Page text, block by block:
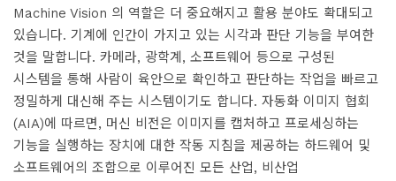
Machine Vision 의 역할은 더 중요해지고 활용 분야도 확대되고
있습니다. 기계에 인간이 가지고 있는 시각과 판단 기능을 부여한
것을 말합니다. 카메라, 광학계, 소프트웨어 등으로 구성된
시스템을 통해 사람이 육안으로 확인하고 판단하는 작업을 빠르고
정밀하게 대신해 주는 시스템이기도 합니다.​ 자동화 이미지 협회
(AIA)에 따르면, 머신 비전은 이미지를 캡처하고 프로세싱하는
기능을 실행하는 장치에 대한 작동 지침을 제공하는 하드웨어 및
소프트웨어의 조합으로 이루어진 모든 산업, 비산업